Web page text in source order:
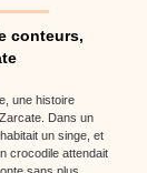
conteurs,
une histoire
Dans un
un singe, et
crocodile attendait
sans plus